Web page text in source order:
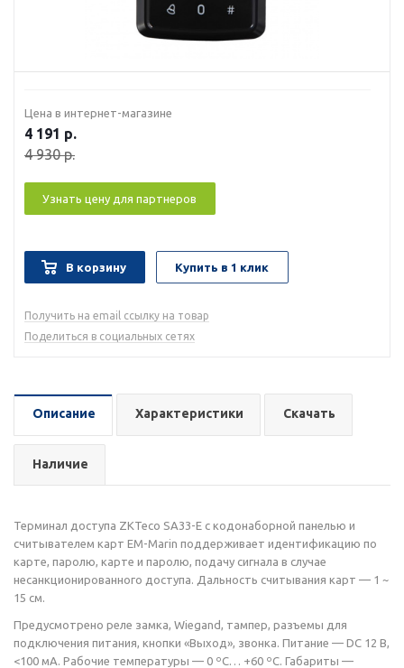
Цена в интернет-магазине
4 191 р.
4 930р.
Узнать цену для партнеров
В корзину Купить в 1 клик
Получить на email ссылку на товар
Поделиться в социальных сетях
Описание Характеристики Скачать
Наличие
Терминал доступа ZKTeco SA33-E с кодонаборной панелью и
считывателем карт EM-Marin поддерживает идентификацию по
карте, паролю, карте и паролю, подачу сигнала в случае
несанкционированного доступа. Дальность считывания карт — 1 ~
15 см.
Предусмотрено реле замка, Wiegand, тампер, разъемы для
подключения питания, кнопки «Выход», звонка. Питание — DC 12 В,
<100 мА. Рабочие температуры — 0 ºС… +60 ºС. Габариты —